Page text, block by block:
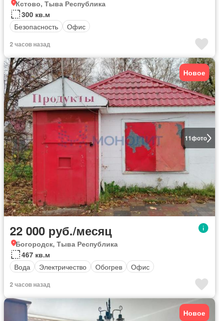
Кстово, Тыва Республика
300 кв.м
Безопасность
Офис
2 часов назад
11фото
Новое
22 000 руб./месяц
Богородск, Тыва Республика
467 кв.м
Вода
Электричество Обогрев Офис
2 часов назад
Новое